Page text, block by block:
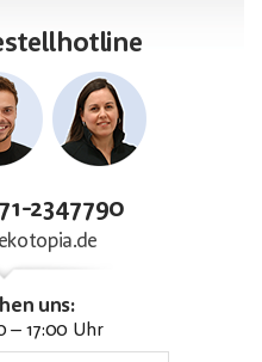
2347790
uns:
– 17:00 Uhr